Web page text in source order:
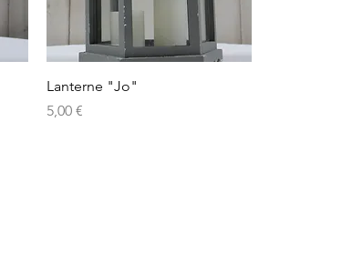
Aperçu rapide
Lanterne "Jo"
Prix
5,00 €